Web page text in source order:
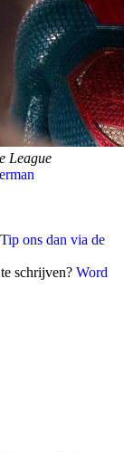
League
Tip ons dan via de
schrijven? Word